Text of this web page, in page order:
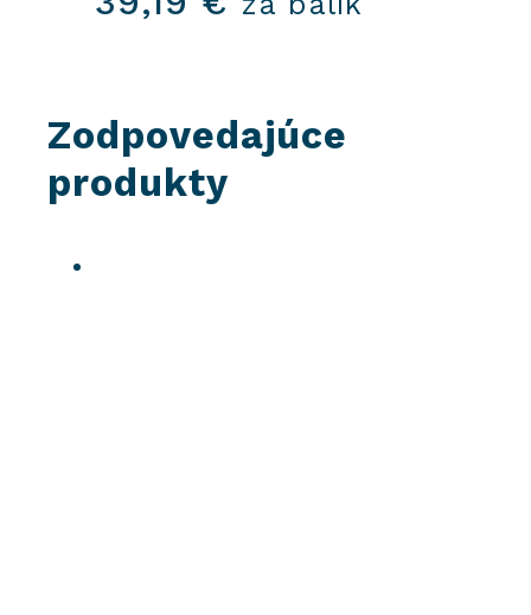
Zodpovedajúce
produkty